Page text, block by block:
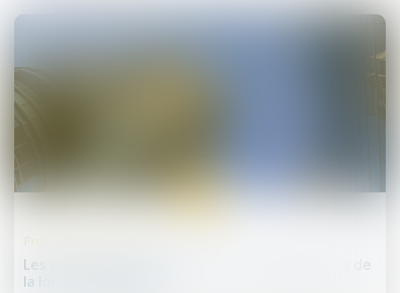
Les effets de la loi PACTE sur les conséquences de
la loi de sauvegarde
Procédures collectives